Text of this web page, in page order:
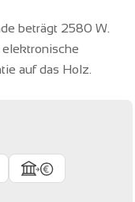
beträgt 2580 W.
elektronische
auf das Holz.